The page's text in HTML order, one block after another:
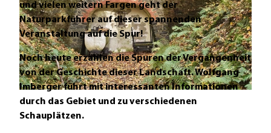
© Katrin Anders
und vielen weitern Fargen geht der
Naturparkführer auf dieser spannenden
Veranstaltung auf die Spur!
Noch heute erzählen die Spuren der Vergangenheit
von der Geschichte dieser Landschaft. Wolfgang
Imberger führt mit interessanten Informationen
durch das Gebiet und zu verschiedenen
Schauplätzen.